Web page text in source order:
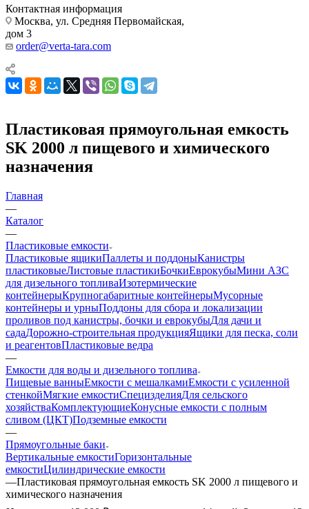
Контактная информация
Москва, ул. Средняя Первомайская,
дом 3
order@verta-tara.com
Пластиковая прямоугольная емкость
SK 2000 л пищевого и химического
назначения
Главная
—
Каталог
—
Пластиковые емкости
Пластиковые ящикиПаллеты и поддоныКанистры
пластиковыеЛистовые пластикиБочкиЕврокубыМини АЗС
для дизельного топливаИзотермические
контейнерыКрупногабаритные контейнерыМусорные
контейнеры и урныПоддоны для сбора и локализации
проливов под канистры, бочки и еврокубыДля дачи и
садаДорожно-строительная продукцияЯщики для песка, соли
и реагентовПластиковые ведра
—
Емкости для воды и дизельного топлива
Пищевые ванныЕмкости с мешалкамиЕмкости с усиленной
стенкойМягкие емкостиСпецизделияДля сельского
хозяйстваКомплектующиеКонусные емкости с полным
сливом (ЦКТ)Подземные емкости
—
Прямоугольные баки
Вертикальные емкостиГоризонтальные
емкостиЦилиндрические емкости
—Пластиковая прямоугольная емкость SK 2000 л пищевого и
химического назначения